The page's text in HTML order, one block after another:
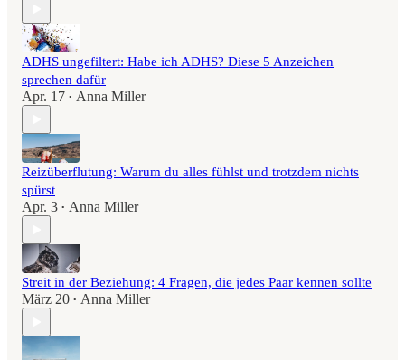
ADHS ungefiltert: Habe ich ADHS? Diese 5 Anzeichen
sprechen dafür
Apr. 17 • Anna Miller
Reizüberflutung: Warum du alles fühlst und trotzdem nichts
spürst
Apr. 3 • Anna Miller
Streit in der Beziehung: 4 Fragen, die jedes Paar kennen sollte
März 20 • Anna Miller